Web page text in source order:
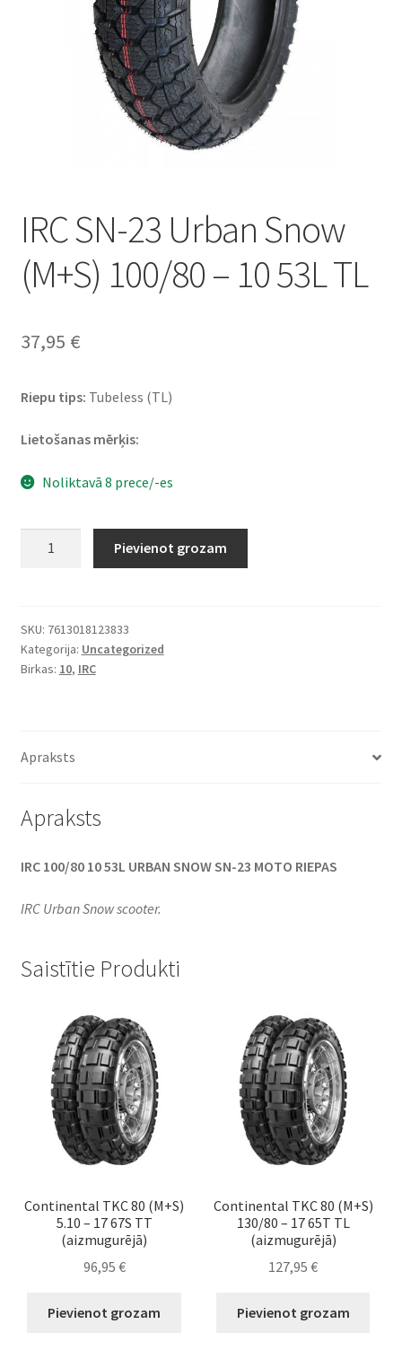
IRC SN-23 Urban Snow
(M+S) 100/80 – 10 53L TL
37,95 €
Riepu tips: Tubeless (TL)
Lietošanas mērķis:
Noliktavā 8 prece/-es
Snow
(M+S)
100/80
TL
Pievienot grozam
SKU: 7613018123833
Kategorija: Uncategorized
Birkas: 10, IRC
Apraksts
Apraksts
IRC 100/80 10 53L URBAN SNOW SN-23 MOTO RIEPAS
IRC Urban Snow scooter.
Saistītie Produkti
Continental TKC 80 (M+S)
5.10 – 17 67S TT
(aizmugurējā)
96,95 €
Pievienot grozam
Continental TKC 80 (M+S)
130/80 – 17 65T TL
(aizmugurējā)
127,95€
Pievienot grozam